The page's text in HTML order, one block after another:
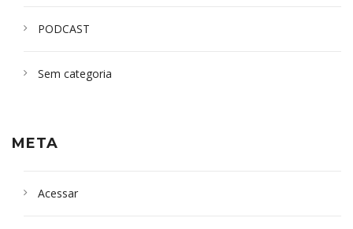
PODCAST
Sem categoria
META
Acessar